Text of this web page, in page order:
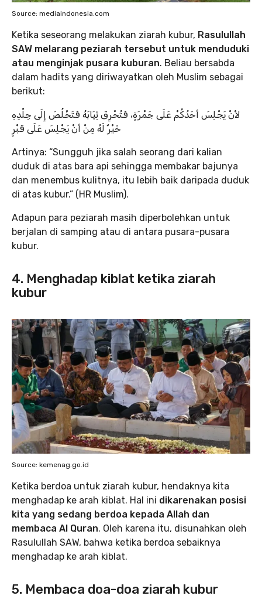
Source: mediaindonesia.com
Ketika seseorang melakukan ziarah kubur, Rasulullah
SAW melarang peziarah tersebut untuk menduduki
atau menginjak pusara kuburan. Beliau bersabda
dalam hadits yang diriwayatkan oleh Muslim sebagai
berikut:
لأنْ يَجْلِسَ أحَدُكُمْ عَلَى جَمْرَةٍ، فَتُحْرِقَ ثِيَابَهُ فَتَخْلُصَ إِلَى جِلْدِهِ
خَيْرٌ لَهُ مِنْ أنْ يَجْلِسَ عَلَى قَبْرٍ
Artinya: “Sungguh jika salah seorang dari kalian
duduk di atas bara api sehingga membakar bajunya
dan menembus kulitnya, itu lebih baik daripada duduk
di atas kubur.” (HR Muslim).
Adapun para peziarah masih diperbolehkan untuk
berjalan di samping atau di antara pusara-pusara
kubur.
4. Menghadap kiblat ketika ziarah
kubur
Source: kemenag.go.id
Ketika berdoa untuk ziarah kubur, hendaknya kita
menghadap ke arah kiblat. Hal ini dikarenakan posisi
kita yang sedang berdoa kepada Allah dan
membaca Al Quran. Oleh karena itu, disunahkan oleh
Rasulullah SAW, bahwa ketika berdoa sebaiknya
menghadap ke arah kiblat.
5. Membaca doa-doa ziarah kubur